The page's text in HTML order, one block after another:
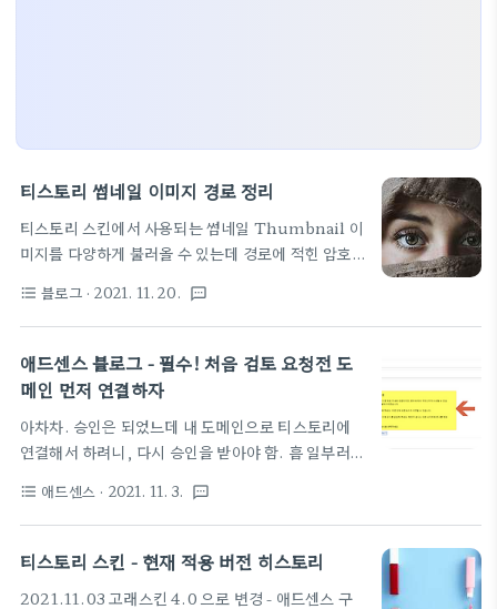
티스토리 썸네일 이미지 경로 정리
티스토리 스킨에서 사용되는 썸네일 Thumbnail 이
미지를 다양하게 불러올 수 있는데 경로에 적힌 암호
확하게 알려주는 글이 있어 소개 티스토리 이미지 썸
네일 치환자 완벽정리
https://blogpack.tistory.com/167 티스토리 이
미지 썸네일 치환자 완벽정리 티스토리 스킨의 커버,
글 목록, 카테고리의 관련 글 등에는 글에 첨부된 메인
이미지의 썸네일이 표시됩니다. 티스토리 공식 사용
가이드, 또는 스킨 가이드에는 명시적으로 설명이 되
어있지 blogpack.tistory.com C가로x세로 형식
로, 또는 세로중 한방향은 지정한 ..
format_list_bulleted 블로그 · 2021. 11. 20. textsms
애드센스 블로그 - 필수! 처음 검토 요청전 도
메인 먼저 연결하자
아차차. 승인은 되었느데 내 도메인으로 티스토리에
연결해서 하려니, 다시 승인을 받아야 함. 흠 일부러
데 처음 부터 여기를 자기 도메인에 연결하고 검토 요
청을 했었어야 한다. 요청이 거부 되면 여기에 blog.
내도메인.com 으로 서브 도메인으로 쓸려고 했던 계
을 돌려보자. DNS 쪽 설정을 티스토리로 막 바꾸고,
format_list_bulleted 애드센스 · 2021. 11. 3. textsms
티스토리 스킨 - 현재 적용 버전 히스토리
2021.11.03 고래스킨 4.0 으로 변경 - 애드센스 구